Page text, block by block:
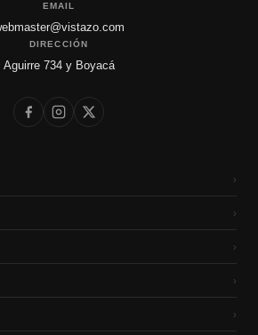
EMAIL
DIRECCIÓN
Aguirre 734 y Boyacá
›
›
›
›
›